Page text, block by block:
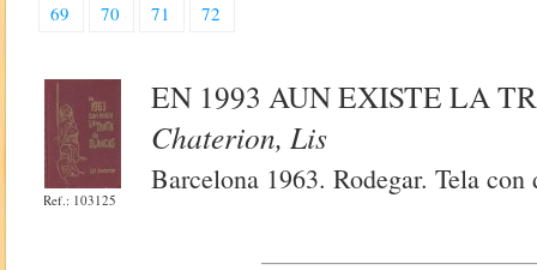
69
70 71 72
Ref.: 103125
EN 1993 AUN EXISTE LA
Chaterion, Lis
Barcelona 1963. Rodegar. Tela